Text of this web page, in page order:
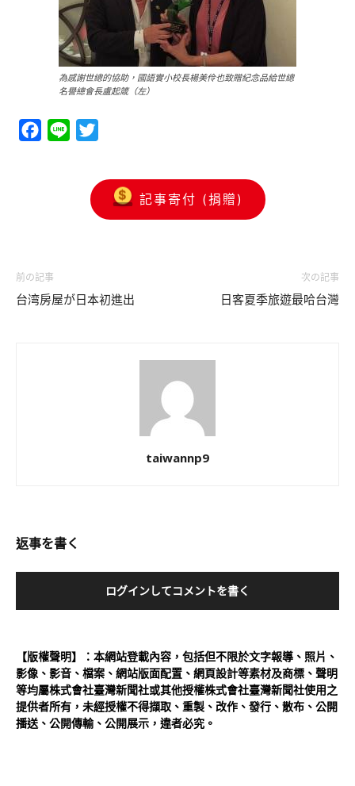
為感謝世總的協助，國語實小校長楊美伶也致贈紀念品給世總
名譽總會長盧起箴（左）
Facebook
Line
記事寄付 (捐贈)
前の記事
台湾房屋が日本初進出
次の記事
日客夏季旅遊最哈台灣
taiwannp9
返事を書く
ログインしてコメントを書く
【版權聲明】：本網站登載內容，包括但不限於文字報導、照片、
影像、影音、檔案、網站版面配置、網頁設計等素材及商標、聲明
等均屬株式會社臺灣新聞社或其他授權株式會社臺灣新聞社使用之
提供者所有，未經授權不得擷取、重製、改作、發行、散布、公開
播送、公開傳輸、公開展示，違者必究。